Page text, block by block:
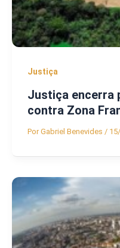
Justiça
Justiça encerra
contra Zona
PorGabriel Benevides /